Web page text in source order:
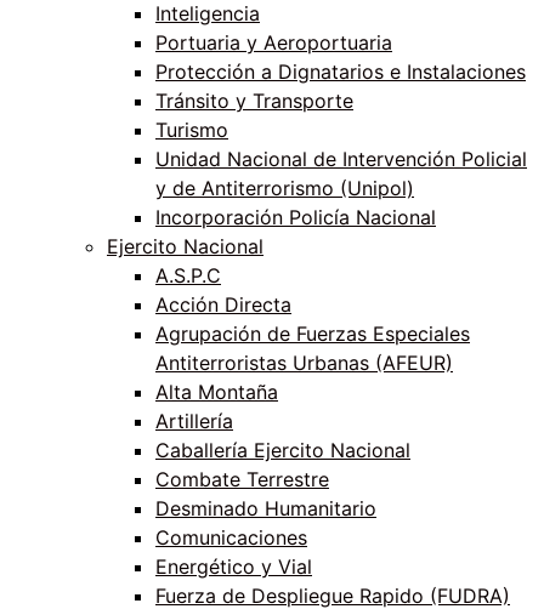
Inteligencia
Portuaria y Aeroportuaria
Protección a Dignatarios e Instalaciones
Tránsito y Transporte
Turismo
Unidad Nacional de Intervención Policial
y de Antiterrorismo (Unipol)
Incorporación Policía Nacional
Ejercito Nacional
A.S.P.C
Acción Directa
Agrupación de Fuerzas Especiales
Antiterroristas Urbanas (AFEUR)
Alta Montaña
Artillería
Caballería Ejercito Nacional
Combate Terrestre
Desminado Humanitario
Comunicaciones
Energético y Vial
Fuerza de Despliegue Rapido (FUDRA)